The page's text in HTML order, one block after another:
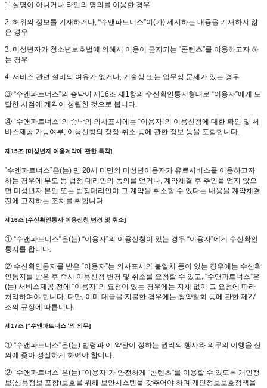
1. 실명이 아니거나 타인의 명의를 이용한 경우
2. 허위의 정보를 기재하거나, “수앤파트너스”이(가) 제시하는 내용을 기재하지 않
은 경우
3. 미성년자가 청소년보호법에 의해서 이용이 금지되는 “콘텐츠”를 이용하고자 하
는 경우
4. 서비스 관련 설비의 여유가 없거나, 기술상 또는 업무상 문제가 있는 경우
③ “수앤파트너스”의 승낙이 제16조 제1항의 수신확인통지형태로 “이용자”에게 도
달한 시점에 계약이 성립한 것으로 봅니다.
④ “수앤파트너스”의 승낙의 의사표시에는 “이용자”의 이용신청에 대한 확인 및 서
비스제공 가능여부, 이용신청의 정정·취소 등에 관한 정보 등을 포함합니다.
제15조 [미성년자 이용계약에 관한 특칙]
“수앤파트너스”은(는) 만 20세 미만의 미성년이용자가 유료서비스를 이용하고자
하는 경우에 부모 등 법정 대리인의 동의를 얻거나, 계약체결 후 추인을 얻지 않으
면 미성년자 본인 또는 법정대리인이 그 계약을 취소할 수 있다는 내용을 계약체결
전에 고지하는 조치를 취합니다.
제16조 [수신확인통지·이용신청 변경 및 취소]
① “수앤파트너스”은(는) “이용자”의 이용신청이 있는 경우 “이용자”에게 수신확인
통지를 합니다.
② 수신확인통지를 받은 “이용자”는 의사표시의 불일치 등이 있는 경우에는 수신확
인통지를 받은 후 즉시 이용신청 변경 및 취소를 요청할 수 있고, “수앤파트너스”은
(는) 서비스제공 전에 “이용자”의 요청이 있는 경우에는 지체 없이 그 요청에 따라
처리하여야 합니다. 다만, 이미 대금을 지불한 경우에는 청약철회 등에 관한 제27
조의 규정에 따릅니다.
제17조 [“수앤파트너스”의 의무]
① “수앤파트너스”은(는) 법령과 이 약관이 정하는 권리의 행사와 의무의 이행을 신
의에 좇아 성실하게 하여야 합니다.
② “수앤파트너스”은(는) “이용자”가 안전하게 “콘텐츠”를 이용할 수 있도록 개인정
보(신용정보 포함)보호를 위해 보안시스템을 갖추어야 하며 개인정보보호정책을